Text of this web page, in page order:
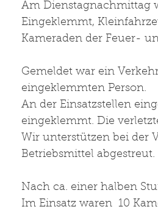
Am Dienstagnachmittag
Eingeklemmt,
Kameraden der Feuer-
Gemeldet war ein
eingeklemmten Person.
An der Einsatzstellen
eingeklemmt. Die
Wir unterstützen bei der
Betriebsmittel abgestreut.
Nach ca. einer halben
Im Einsatz waren  10